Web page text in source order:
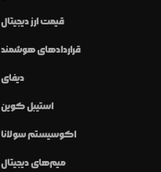
قیمت ارز دیجیتال
قراردادهای هوشمند
دیفای
استیبل کوین
اکوسیستم سولانا
میم‌های دیجیتال